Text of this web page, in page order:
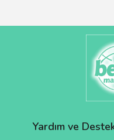
Yardım ve